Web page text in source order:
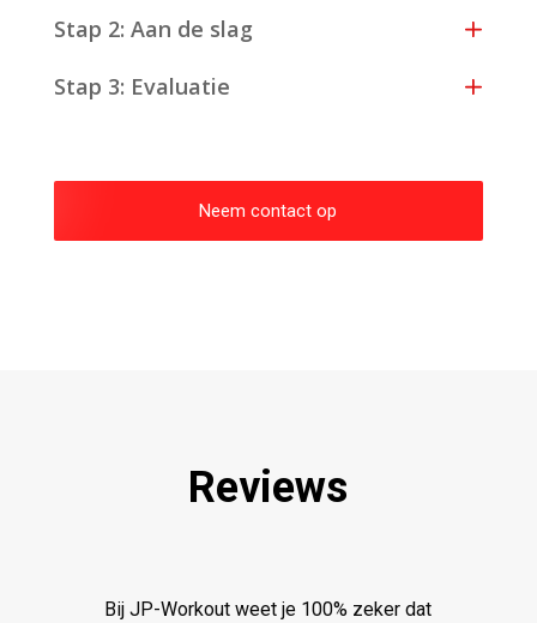
Stap 2: Aan de slag
Stap 3: Evaluatie
Neem contact op
Reviews
Bij JP-Workout weet je 100% zeker dat